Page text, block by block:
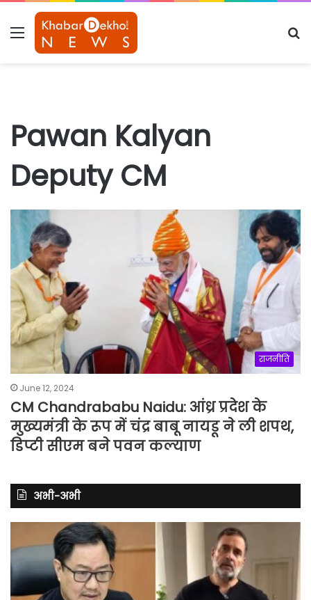
Menu
Pawan Kalyan
Deputy CM
राजनीति
June 12, 2024
CM Chandrababu Naidu: आंध्र प्रदेश के
मुख्यमंत्री के रूप में चंद्र बाबू नायडू ने ली शपथ,
डिप्टी सीएम बने पवन कल्याण
अभी-अभी